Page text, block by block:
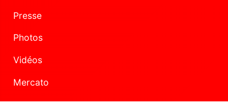
Presse
Photos
Vidéos
Mercato